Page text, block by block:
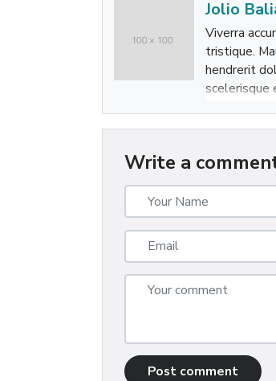
Jolio
Viverra
tristique.
hendrerit
scelerisque
Write a
Post comment